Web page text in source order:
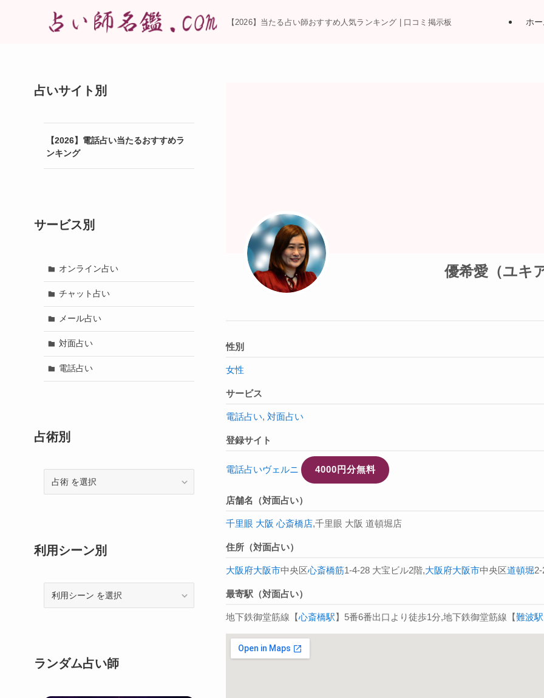
【2026】当たる占い師おすすめ人気ランキング | 口コミ掲示板 ホ
優希愛（ユキ
性別
女性
サービス
電話占い, 対面占い
登録サイト
電話占いヴェルニ 4000円分無料
店舗名（対面占い）
千里眼 大阪 心斎橋店,千里眼 大阪 道頓堀店
住所（対面占い）
大阪府大阪市中央区心斎橋筋1-4-28 大宝ビル2階,大阪府大阪市中央区道頓堀
最寄駅（対面占い）
地下鉄御堂筋線【心斎橋駅】5番6番出口より徒歩1分,地下鉄御堂筋線【難波駅
占いサイト別
【2026】電話占い当たるおすすめラ
ンキング
サービス別
オンライン占い
チャット占い
メール占い
対面占い
電話占い
占術別
術
利用シーン別
ランダム占い師